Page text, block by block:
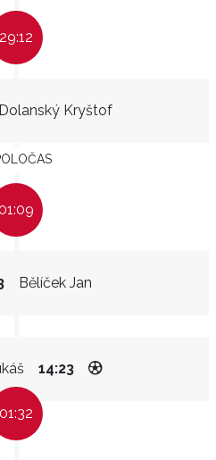
29:12
Dolanský Kryštof
01:09
Bělíček Jan
14:23
01:32